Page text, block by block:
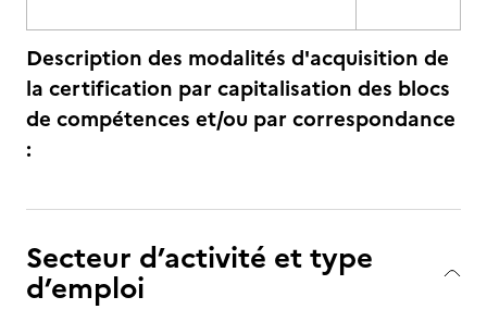
Description des modalités d'acquisition de
la certification par capitalisation des blocs
de compétences et/ou par correspondance
:
Secteur d’activité et type
d’emploi